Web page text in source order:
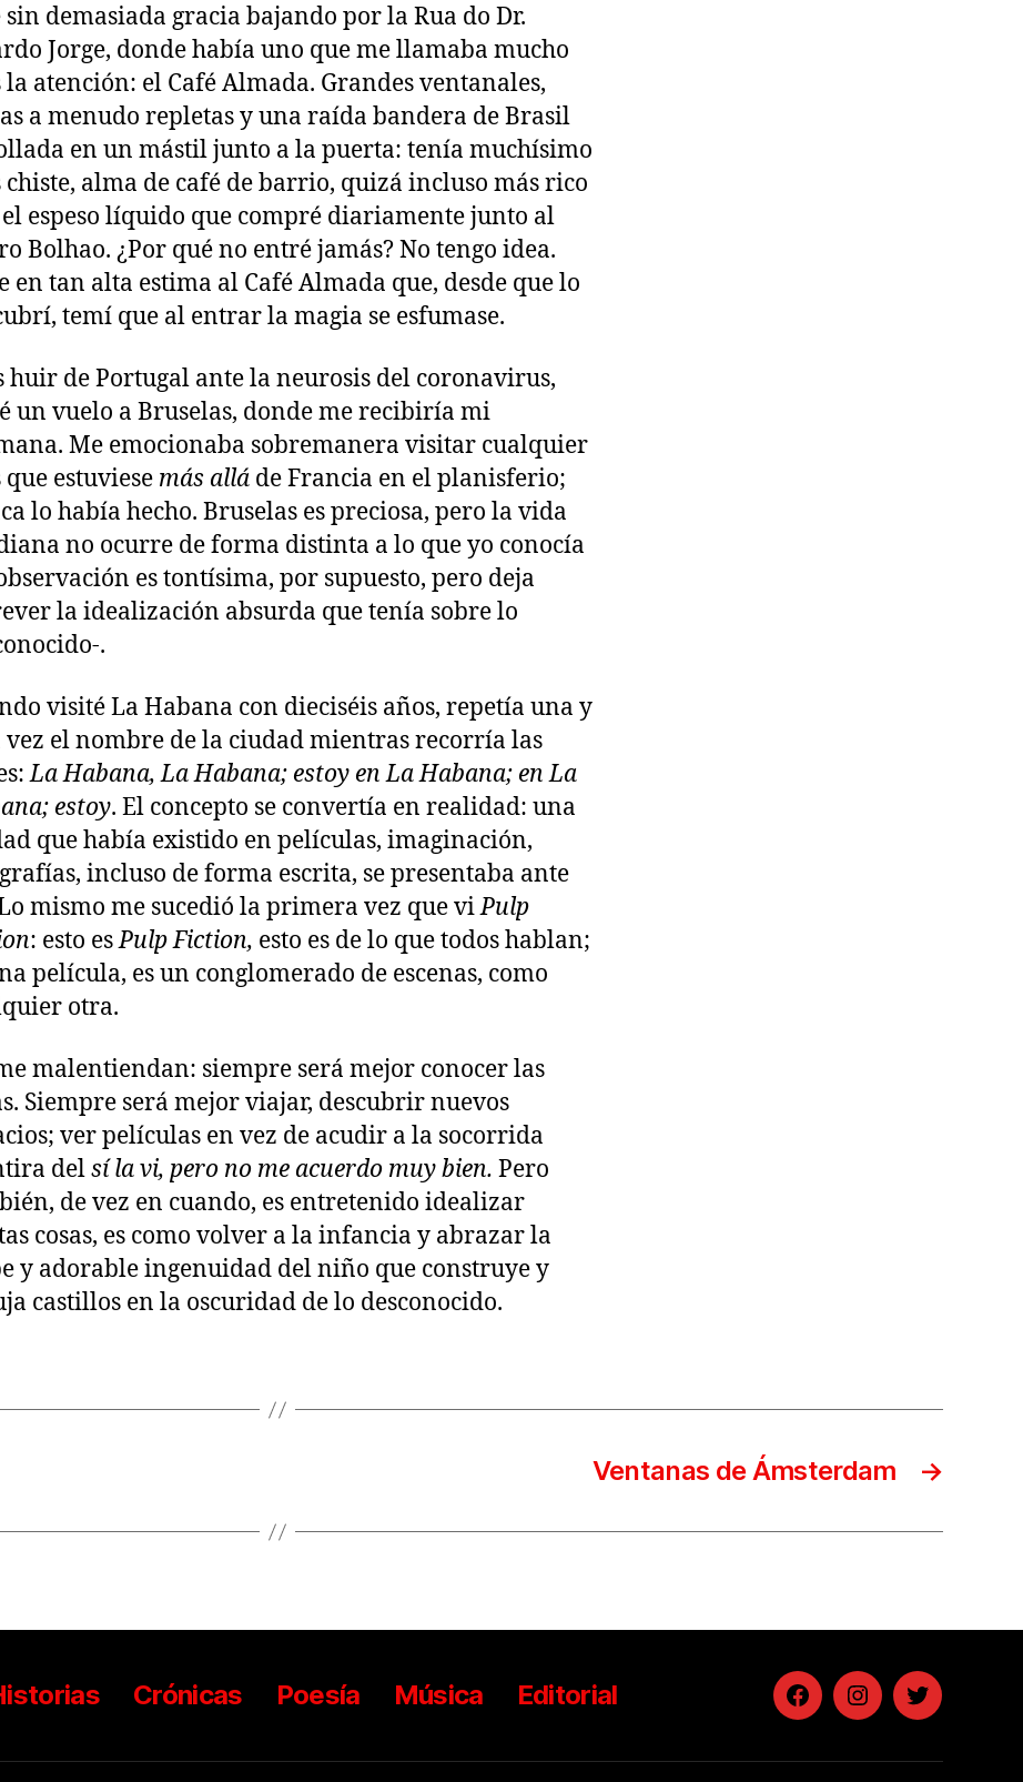
sin demasiada gracia bajando por la Rua do Dr.
Jorge, donde había uno que me llamaba mucho
la atención: el Café Almada. Grandes ventanales,
a menudo repletas y una raída bandera de Brasil
en un mástil junto a la puerta: tenía muchísimo
chiste, alma de café de barrio, quizá incluso más rico
espeso líquido que compré diariamente junto al
Bolhao. ¿Por qué no entré jamás? No tengo idea.
en tan alta estima al Café Almada que, desde que lo
temí que al entrar la magia se esfumase.
huir de Portugal ante la neurosis del coronavirus,
un vuelo a Bruselas, donde me recibiría mi
Me emocionaba sobremanera visitar cualquier
estuviese más allá de Francia en el planisferio;
lo había hecho. Bruselas es preciosa, pero la vida
no ocurre de forma distinta a lo que yo conocía
es tontísima, por supuesto, pero deja
la idealización absurda que tenía sobre lo
.
visité La Habana con dieciséis años, repetía una y
vez el nombre de la ciudad mientras recorría las
La Habana, La Habana; estoy en La Habana; en La
estoy. El concepto se convertía en realidad: una
que había existido en películas, imaginación,
incluso de forma escrita, se presentaba ante
mismo me sucedió la primera vez que viPulp
: esto esPulp Fiction, esto es de lo que todos hablan;
película, es un conglomerado de escenas, como
otra.
malentiendan: siempre será mejor conocer las
Siempre será mejor viajar, descubrir nuevos
ver películas en vez de acudir a la socorrida
delsí la vi, pero no me acuerdo muy bien. Pero
de vez en cuando, es entretenido idealizar
cosas, es como volver a la infancia y abrazar la
y adorable ingenuidad del niño que construye y
castillos en la oscuridad de lo desconocido.
→
Ventanas de Ámsterdam
Crónicas Poesía Música Editorial FacebookInstagramTwitter